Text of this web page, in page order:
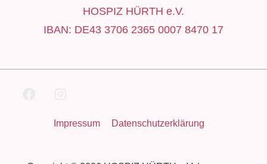
HOSPIZ HÜRTH e.V.
IBAN: DE43 3706 2365 0007 8470 17
Footer-Impressum Datenschutzerklärung